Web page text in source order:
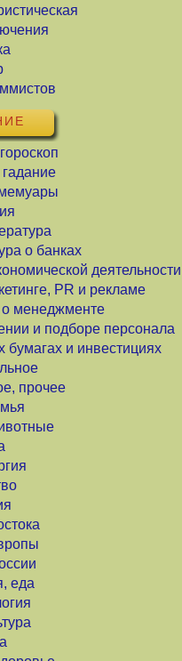
о банках
деятельности
PR и рекламе
о менеджменте
и подборе персонала
бумагах и инвестициях
прочее
еда